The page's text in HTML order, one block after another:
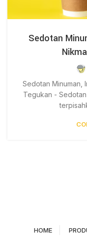
Sedotan
Sedotan Minuman,
Tegukan -
HOME